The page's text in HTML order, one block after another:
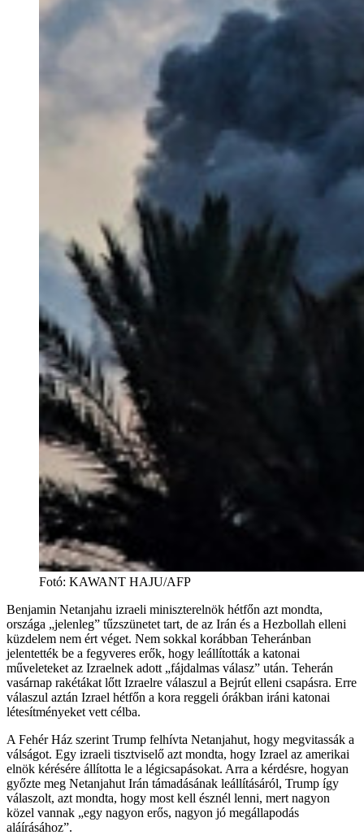
Fotó: KAWANT HAJU/AFP
Benjamin Netanjahu izraeli miniszterelnök hétfőn azt mondta,
országa „jelenleg” tűzszünetet tart, de az Irán és a Hezbollah elleni
küzdelem nem ért véget. Nem sokkal korábban Teheránban
jelentették be a fegyveres erők, hogy leállították a katonai
műveleteket az Izraelnek adott „fájdalmas válasz” után. Teherán
vasárnap rakétákat lőtt Izraelre válaszul a Bejrút elleni csapásra. Erre
válaszul aztán Izrael hétfőn a kora reggeli órákban iráni katonai
létesítményeket vett célba.
A Fehér Ház szerint Trump felhívta Netanjahut, hogy megvitassák a
válságot. Egy izraeli tisztviselő azt mondta, hogy Izrael az amerikai
elnök kérésére állította le a légicsapásokat. Arra a kérdésre, hogyan
győzte meg Netanjahut Irán támadásának leállításáról, Trump így
válaszolt, azt mondta, hogy most kell észnél lenni, mert nagyon
közel vannak „egy nagyon erős, nagyon jó megállapodás
aláírásához”.